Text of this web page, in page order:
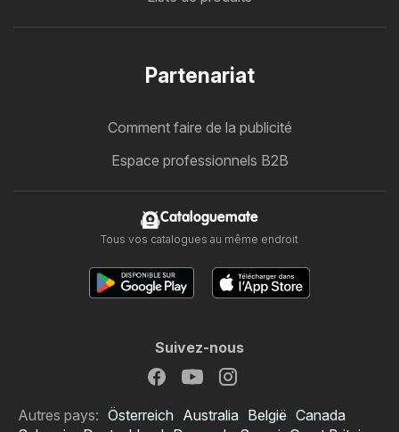
Partenariat
Comment faire de la publicité
Espace professionnels B2B
Cataloguemate
Tous vos catalogues au même endroit
Suivez-nous
Autres pays: Österreich Australia België Canada